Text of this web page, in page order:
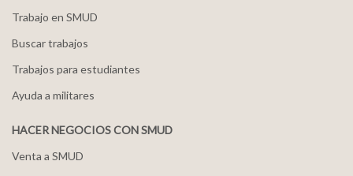
Trabajo en SMUD
Buscar trabajos
Trabajos para estudiantes
Ayuda a militares
HACER NEGOCIOS CON SMUD
Venta a SMUD